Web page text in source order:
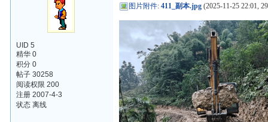
UID 5
精华 0
积分 0
帖子 30258
阅读权限 200
注册 2007-4-3
状态 离线
图片附件:411_副本.jpg (2025-11-25 22:01,